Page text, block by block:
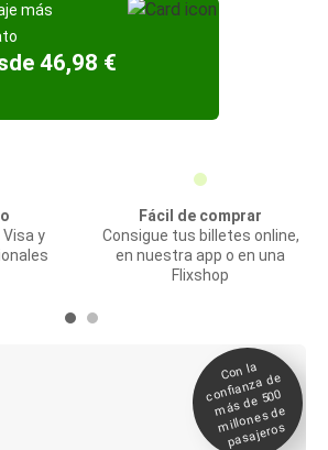
más
46,98 €
Visa y
Fácil de comprar
Consigue tus billetes online,
en nuestra app o en una
Flixshop
Con la
confianza de
más de 500
millones de
pasajeros